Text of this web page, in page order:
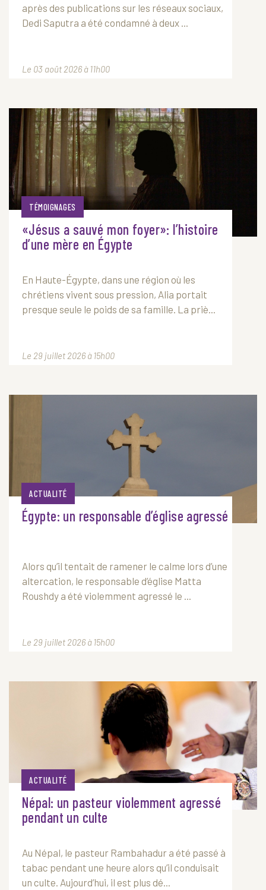
après des publications sur les réseaux sociaux,
Dedi Saputra a été condamné à deux ...
Le 03 août 2026 à 11h00
TÉMOIGNAGES
«Jésus a sauvé mon foyer»: l’histoire
d’une mère en Égypte
En Haute-Égypte, dans une région où les
chrétiens vivent sous pression, Alia portait
presque seule le poids de sa famille. La priè...
Le 29 juillet 2026 à 15h00
ACTUALITÉ
Égypte: un responsable d’église agressé
Alors qu’il tentait de ramener le calme lors d’une
altercation, le responsable d’église Matta
Roushdy a été violemment agressé le ...
Le 29 juillet 2026 à 15h00
ACTUALITÉ
Népal: un pasteur violemment agressé
pendant un culte
Au Népal, le pasteur Rambahadur a été passé à
tabac pendant une heure alors qu’il conduisait
un culte. Aujourd’hui, il est plus dé...